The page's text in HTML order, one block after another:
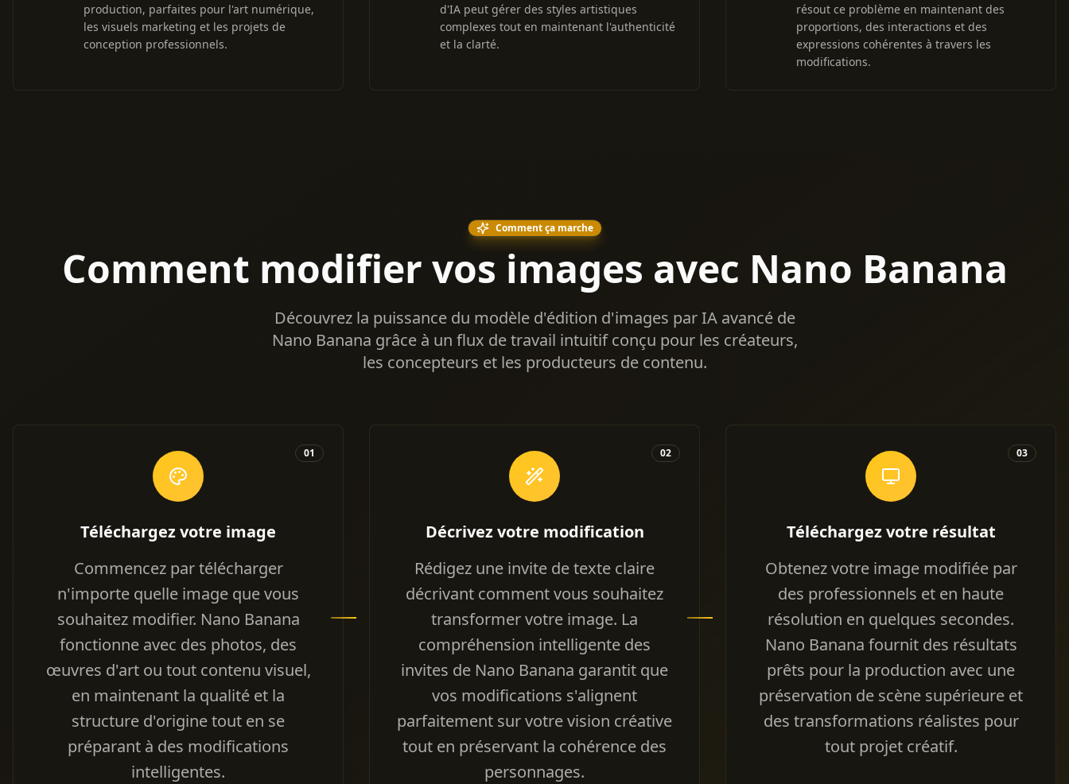
production, parfaites pour l'art numérique,
les visuels marketing et les projets de
conception professionnels.
d'IA peut gérer des styles artistiques
complexes tout en maintenant l'authenticité
et la clarté.
résout ce problème en maintenant des
proportions, des interactions et des
expressions cohérentes à travers les
modifications.
Comment ça marche
Comment modifier vos images avec Nano Banana
Découvrez la puissance du modèle d'édition d'images par IA avancé de
Nano Banana grâce à un flux de travail intuitif conçu pour les créateurs,
les concepteurs et les producteurs de contenu.
01
Téléchargez votre image
Commencez par télécharger
n'importe quelle image que vous
souhaitez modifier. Nano Banana
fonctionne avec des photos, des
œuvres d'art ou tout contenu visuel,
en maintenant la qualité et la
structure d'origine tout en se
préparant à des modifications
intelligentes.
02
Décrivez votre modification
Rédigez une invite de texte claire
décrivant comment vous souhaitez
transformer votre image. La
compréhension intelligente des
invites de Nano Banana garantit que
vos modifications s'alignent
parfaitement sur votre vision créative
tout en préservant la cohérence des
personnages.
03
Téléchargez votre résultat
Obtenez votre image modifiée par
des professionnels et en haute
résolution en quelques secondes.
Nano Banana fournit des résultats
prêts pour la production avec une
préservation de scène supérieure et
des transformations réalistes pour
tout projet créatif.